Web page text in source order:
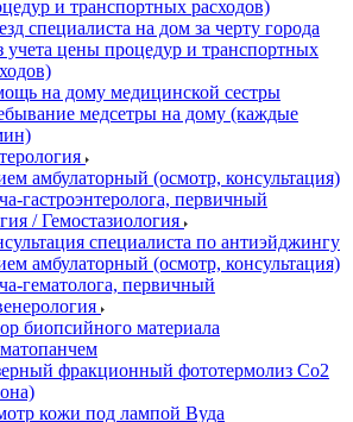
и транспортных расходов)
специалиста на дом за черту города
учета цены процедур и транспортных
на дому медицинской сестры
медсетры на дому (каждые
амбулаторный (осмотр, консультация)
гастроэнтеролога, первичный
/ Гемостазиология
специалиста по антиэйджингу
амбулаторный (осмотр, консультация)
гематолога, первичный
биопсийного материала
фракционный фототермолиз Со2
кожи под лампой Вуда